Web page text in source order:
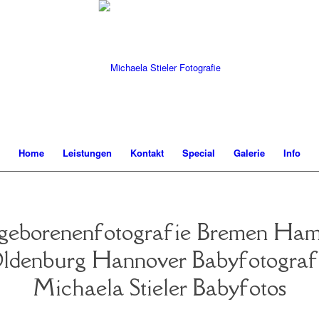
Home Leistungen Kontakt Special Galerie Info
Bremen
Hannover
Michaela Stieler Babyfotos